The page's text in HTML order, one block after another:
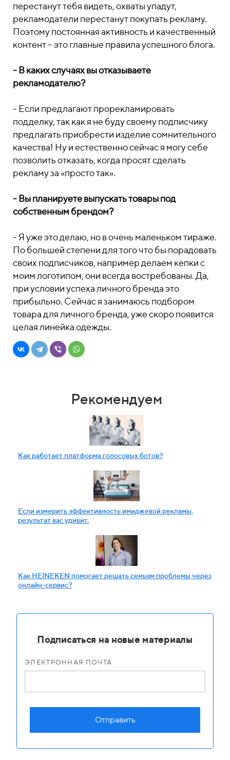
перестанут тебя видеть, охваты упадут,
рекламодатели перестанут покупать рекламу.
Поэтому постоянная активность и качественный
контент – это главные правила успешного блога.
- В каких случаях вы отказываете
рекламодателю?
- Если предлагают прорекламировать
подделку, так как я не буду своему подписчику
предлагать приобрести изделие сомнительного
качества! Ну и естественно сейчас я могу себе
позволить отказать, когда просят сделать
рекламу за «просто так».
- Вы планируете выпускать товары под
собственным брендом?
- Я уже это делаю, но в очень маленьком тираже.
По большей степени для того что бы порадовать
своих подписчиков, например делаем кепки с
моим логотипом, они всегда востребованы. Да,
при условии успеха личного бренда это
прибыльно. Сейчас я занимаюсь подбором
товара для личного бренда, уже скоро появится
целая линейка одежды.
Рекомендуем
Как работает платформа голосовых ботов?
Если измерить эффективность имиджевой рекламы,
результат вас удивит.
Как HEINEKEN помогает решать семьям проблемы через
онлайн-сервис?
Подписаться на новые материалы
ЭЛЕКТРОННАЯ ПОЧТА
Отправить